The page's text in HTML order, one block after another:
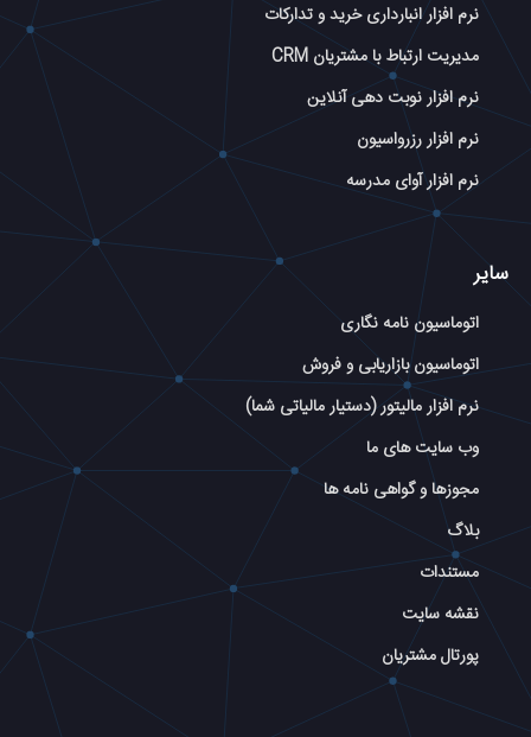
نرم افزار انبارداری خرید و تدارکات
مدیریت ارتباط با مشتریان CRM
نرم افزار نوبت دهی آنلاین
نرم افزار رزرواسیون
نرم افزار آوای مدرسه
سایر
اتوماسیون نامه نگاری
اتوماسیون بازاریابی و فروش
نرم افزار مالیتور (دستیار مالیاتی شما)
وب سایت های ما
مجوزها و گواهی نامه ها
بلاگ
مستندات
نقشه سایت
پورتال مشتریان